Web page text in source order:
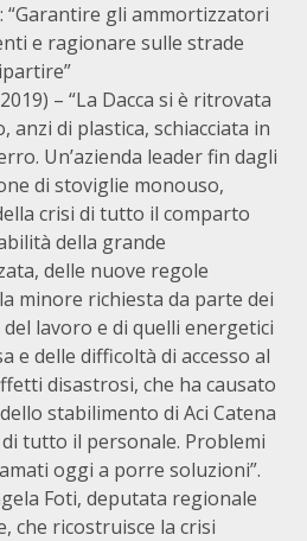
“Garantire gli ammortizzatori
e ragionare sulle strade
– “La Dacca si è ritrovata
anzi di plastica, schiacciata in
Un’azienda leader fin dagli
di stoviglie monouso,
crisi di tutto il comparto
della grande
delle nuove regole
minore richiesta da parte dei
lavoro e di quelli energetici
e delle difficoltà di accesso al
disastrosi, che ha causato
stabilimento di Aci Catena
tutto il personale. Problemi
oggi a porre soluzioni”.
Foti, deputata regionale
che ricostruisce la crisi